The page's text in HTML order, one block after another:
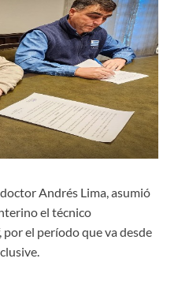
Andrés Lima, asumió
el técnico
el período que va desde